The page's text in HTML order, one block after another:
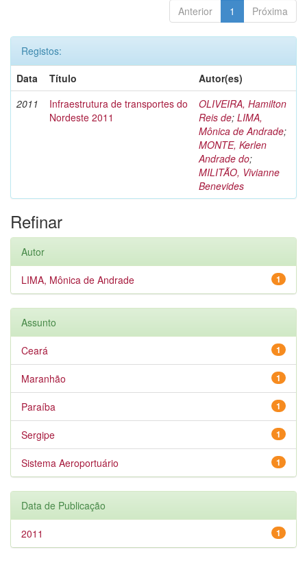
Anterior 1 Próxima
Registos:
Data
Título
Autor(es)
2011
Infraestrutura de transportes do
Nordeste 2011
OLIVEIRA, Hamilton
Reis de; LIMA,
Mônica de Andrade;
MONTE, Kerlen
Andrade do;
MILITÃO, Vivianne
Benevides
Refinar
Autor
1
LIMA, Mônica de Andrade
Assunto
1
Ceará
1
Maranhão
1
Paraíba
1
Sergipe
1
Sistema Aeroportuário
Data de Publicação
1
2011